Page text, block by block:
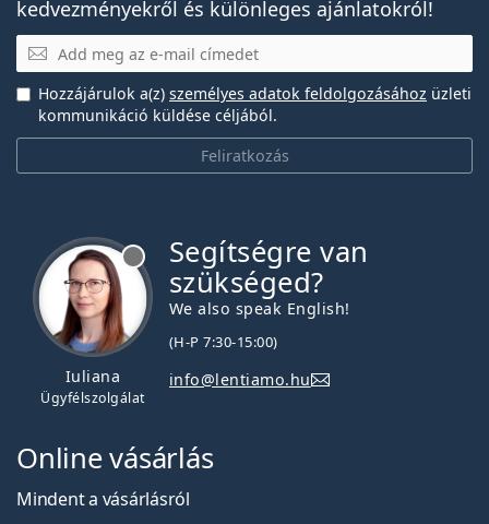
kedvezményekről és különleges ajánlatokról!
E-mail
Feliratkozás
Hozzájárulok a(z) személyes adatok feldolgozásához üzleti
kommunikáció küldése céljából.
Iuliana
Ügyfélszolgálat
Segítségre van
szükséged?
We also speak English!
(H-P 7:30-15:00)
info@lentiamo.hu
Online vásárlás
Mindent a vásárlásról